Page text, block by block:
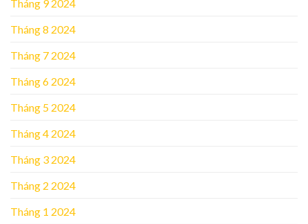
Tháng 9 2024
Tháng 8 2024
Tháng 7 2024
Tháng 6 2024
Tháng 5 2024
Tháng 4 2024
Tháng 3 2024
Tháng 2 2024
Tháng 1 2024